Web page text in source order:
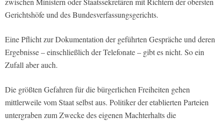
Gerichtshöfe und des Bundesverfassungsgerichts.
Eine Pflicht zur Dokumentation der geführten Gespräche und deren
Ergebnisse – einschließlich der Telefonate – gibt es nicht. So ein
Zufall aber auch.
Die größten Gefahren für die bürgerlichen Freiheiten gehen
mittlerweile vom Staat selbst aus. Politiker der etablierten Parteien
untergraben zum Zwecke des eigenen Machterhalts die